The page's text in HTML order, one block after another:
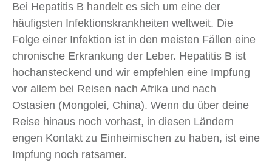
Bei Hepatitis B handelt es sich um eine der
häufigsten Infektionskrankheiten weltweit. Die
Folge einer Infektion ist in den meisten Fällen eine
chronische Erkrankung der Leber. Hepatitis B ist
hochansteckend und wir empfehlen eine Impfung
vor allem bei Reisen nach Afrika und nach
Ostasien (Mongolei, China). Wenn du über deine
Reise hinaus noch vorhast, in diesen Ländern
engen Kontakt zu Einheimischen zu haben, ist eine
Impfung noch ratsamer.